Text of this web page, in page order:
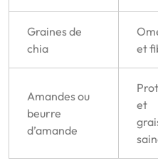
Graines de
chia
et
Amandes ou
beurre
d’amande
et